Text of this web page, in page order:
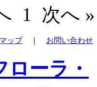
1 次へ
ップ｜ お問い合わせ